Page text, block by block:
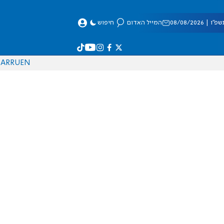
08/2026 המייל האדום חיפוש
EN
RU
AR